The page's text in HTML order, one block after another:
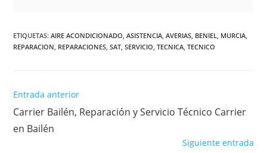
ETIQUETAS:AIRE ACONDICIONADO, ASISTENCIA, AVERIAS, BENIEL, MURCIA,
REPARACION, REPARACIONES, SAT, SERVICIO, TECNICA, TECNICO
Leer
artículos
Entrada anterior
Carrier Bailén, Reparación y Servicio Técnico Carrier
en Bailén
Siguiente entrada